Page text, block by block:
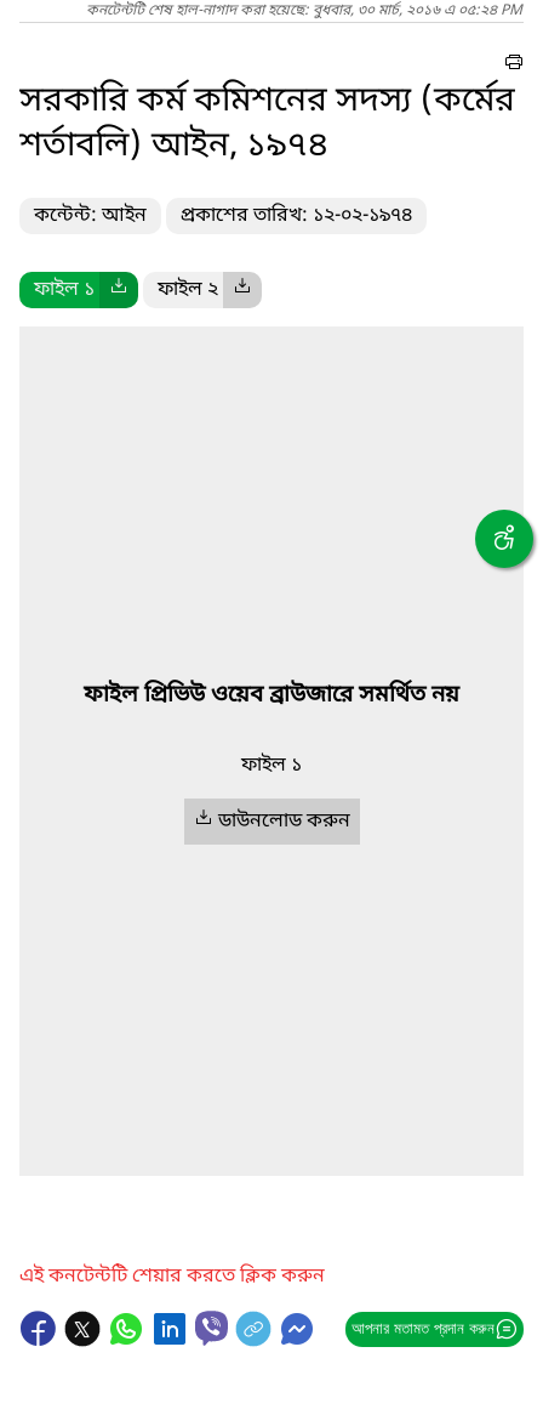
কনটেন্টটি শেষ হাল-নাগাদ করা হয়েছে: বুধবার, ৩০ মার্চ, ২০১৬ এ ০৫:২৪ PM
সরকারি কর্ম কমিশনের সদস্য (কর্মের
শর্তাবলি) আইন, ১৯৭৪
কন্টেন্ট: আইন প্রকাশের তারিখ: ১২-০২-১৯৭৪
ফাইল ১ ফাইল ২
ফাইল প্রিভিউ ওয়েব ব্রাউজারে সমর্থিত নয়
ফাইল ১
ডাউনলোড করুন
এই কনটেন্টটি শেয়ার করতে ক্লিক করুন
আপনার মতামত প্রদান করুন